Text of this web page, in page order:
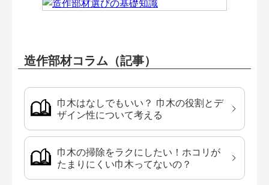
造作部材コラム（記事）
巾木はなしでもいい？ 巾木の役割とデ
ザイン性について考える
巾木の掃除をラクにしたい！ホコリが
たまりにくい巾木ってないの？